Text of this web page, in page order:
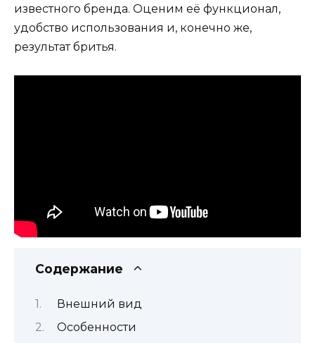
известного бренда. Оценим её функционал,
удобство использования и, конечно же,
результат бритья.
Содержание
Внешний вид
Особенности